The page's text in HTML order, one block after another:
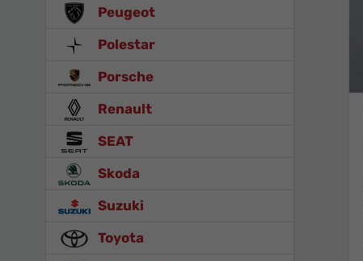
Peugeot
Polestar
Porsche
Renault
SEAT
Skoda
Suzuki
Toyota